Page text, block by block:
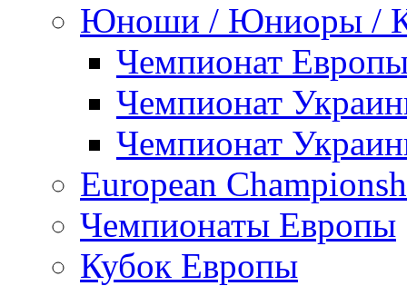
Юноши / Юниоры /
Чемпионат
Чемпионат
Чемпионат
European
Чемпионаты Европы
Кубок Европы